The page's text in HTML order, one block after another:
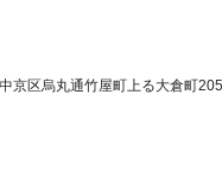
京区烏丸通竹屋町上る大倉町